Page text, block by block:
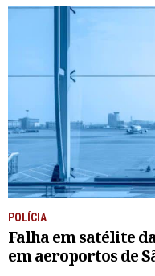
POLÍCIA
Falha em satélite
em aeroportos de